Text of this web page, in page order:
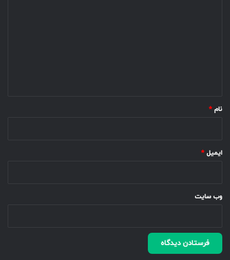
نام *
ایمیل *
وب‌ سایت